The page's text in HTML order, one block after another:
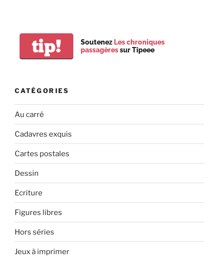
tip! Soutenez Les chroniques
passagèressur Tipeee
CATÉGORIES
Au carré
Cadavres exquis
Cartes postales
Dessin
Ecriture
Figures libres
Hors séries
Jeux à imprimer